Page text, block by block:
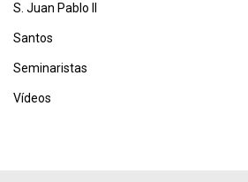
S. Juan Pablo II
Santos
Seminaristas
Vídeos